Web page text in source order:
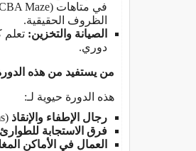
الظروف الحقيقية.
الصيانة والتخزين:
دوري.
من يستفيد من هذه
هذه الدورة حيوية لـ:
رجال الإطفاء والإنقاذ (Firefighters and Rescue Teams).
فرق الاستجابة
العمال في الأماكن